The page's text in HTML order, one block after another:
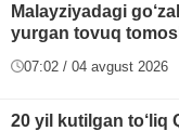
Malayziyadagi
yurgan tovuq
07:02 / 04 avgust 2026
20 yil kutilgan to‘liq